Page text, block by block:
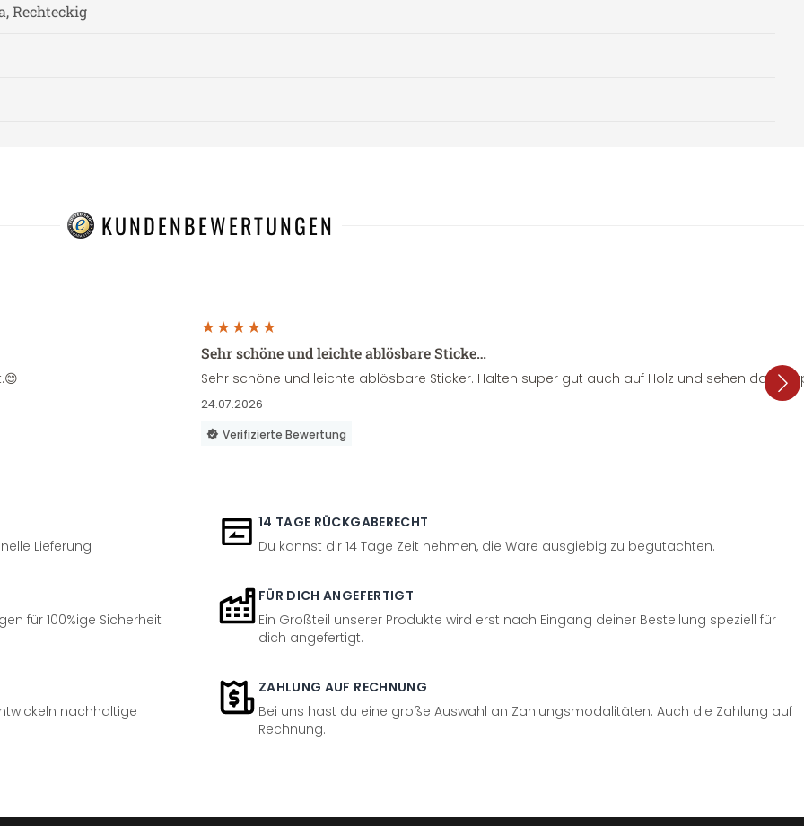
Rechteckig
KUNDENBEWERTUNGEN
Sehr schöne und leichte ablösbare Sticke…
Sehr schöne und leichte ablösbare Sticker. Halten super gut auch auf Holz und sehen dazu
24.07.2026
Verifizierte Bewertung
Lieferung
14 TAGE RÜCKGABERECHT
Du kannst dir 14 Tage Zeit nehmen, die Ware ausgiebig zu begutachten.
für 100%ige Sicherheit
FÜR DICH ANGEFERTIGT
Ein Großteil unserer Produkte wird erst nach Eingang deiner Bestellung speziell für
dich angefertigt.
nachhaltige
ZAHLUNG AUF RECHNUNG
Bei uns hast du eine große Auswahl an Zahlungsmodalitäten. Auch die Zahlung auf
Rechnung.